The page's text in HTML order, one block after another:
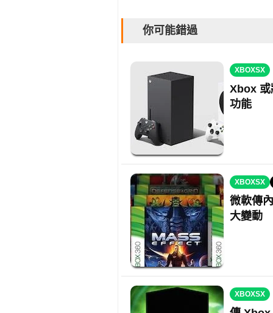
你可能錯過
XBOXSX
Xbox
功能
XBOXSX
微軟傳
大變動
XBOXSX